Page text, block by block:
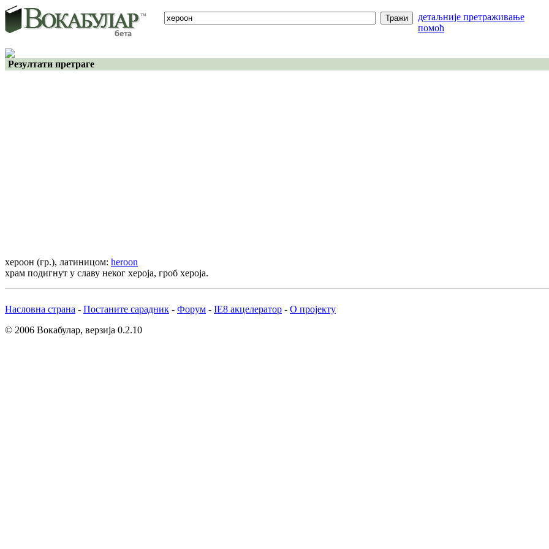
детаљније претраживање
помоћ
Резултати претраге
хероон (гр.), латиницом: heroon
храм подигнут у славу неког хероја, гроб хероја.
Насловна страна - Постаните сарадник - Форум - IE8 акцелератор - О пројекту
© 2006 Вокабулар, верзија 0.2.10